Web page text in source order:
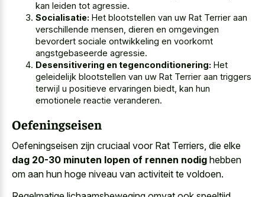
kan leiden tot agressie.
Socialisatie: Het blootstellen van uw Rat Terrier aan
verschillende mensen, dieren en omgevingen
bevordert sociale ontwikkeling en voorkomt
angstgebaseerde agressie.
Desensitivering en tegenconditionering: Het
geleidelijk blootstellen van uw Rat Terrier aan triggers
terwijl u positieve ervaringen biedt, kan hun
emotionele reactie veranderen.
Oefeningseisen
Oefeningseisen zijn cruciaal voor Rat Terriers, die elke
dag 20-30 minuten lopen of rennen nodig hebben
om aan hun hoge niveau van activiteit te voldoen.